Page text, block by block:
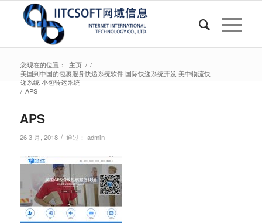
您现在的位置： 主页 / /
美国到中国的包裹服务快递系统软件 国际快递系统开发 美中物流快
递系统 小包转运系统
/ APS
APS
26 3 月, 2018 / 通过： admin